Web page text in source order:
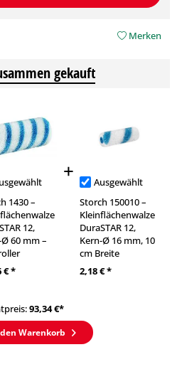
Merken
gekauft
1430 –
12,
60 mm –
€ *
Ausgewählt
Storch 150010 –
Kleinflächenwalze
DuraSTAR 12,
Kern-Ø 16 mm, 10
cm Breite
2,18 € *
93,34€*
Warenkorb